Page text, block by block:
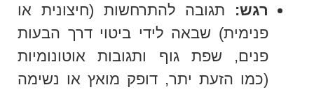
רגש: תגובה להתרחשות (חיצונית או
פנימית) שבאה לידי ביטוי דרך הבעות
פנים, שפת גוף ותגובות אוטונומיות
(כמו הזעת יתר, דופק מואץ או נשימה